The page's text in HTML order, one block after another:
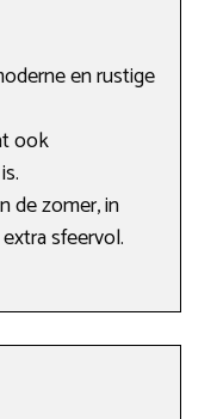
en rustige
ook
de zomer, in
sfeervol.